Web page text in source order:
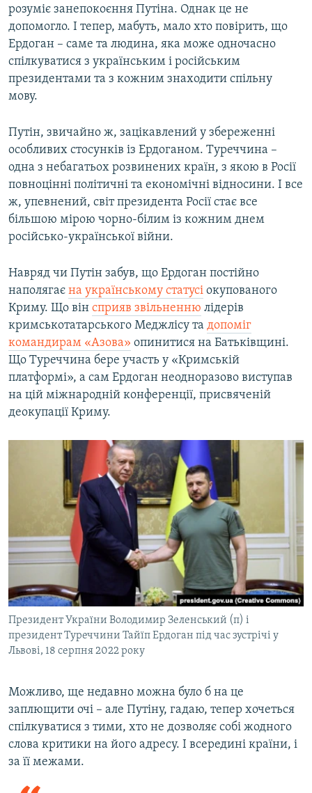
розуміє занепокоєння Путіна. Однак це не
допомогло. І тепер, мабуть, мало хто повірить, що
Ердоган – саме та людина, яка може одночасно
спілкуватися з українським і російським
президентами та з кожним знаходити спільну
мову.
Путін, звичайно ж, зацікавлений у збереженні
особливих стосунків із Ердоганом. Туреччина –
одна з небагатьох розвинених країн, з якою в Росії
повноцінні політичні та економічні відносини. І все
ж, упевнений, світ президента Росії стає все
більшою мірою чорно-білим із кожним днем
російсько-української війни.
Навряд чи Путін забув, що Ердоган постійно
наполягає на українському статусі окупованого
Криму. Що він сприяв звільненню лідерів
кримськотатарського Меджлісу та допоміг
командирам «Азова» опинитися на Батьківщині.
Що Туреччина бере участь у «Кримській
платформі», а сам Ердоган неодноразово виступав
на цій міжнародній конференції, присвяченій
деокупації Криму.
Президент України Володимир Зеленський (п) і
президент Туреччини Тайїп Ердоган під час зустрічі у
Львові, 18 серпня 2022 року
Можливо, ще недавно можна було б на це
заплющити очі – але Путіну, гадаю, тепер хочеться
спілкуватися з тими, хто не дозволяє собі жодного
слова критики на його адресу. І всередині країни, і
за її межами.